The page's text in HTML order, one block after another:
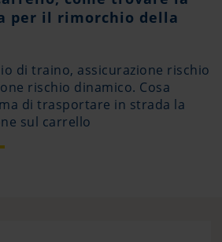
per il rimorchio della
di traino, assicurazione rischio
rischio dinamico. Cosa
di trasportare in strada la
sul carrello